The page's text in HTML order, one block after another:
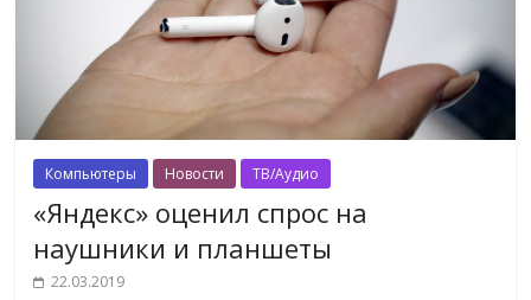
Компьютеры Новости ТВ/Аудио
«Яндекс» оценил спрос на
наушники и планшеты
22.03.2019